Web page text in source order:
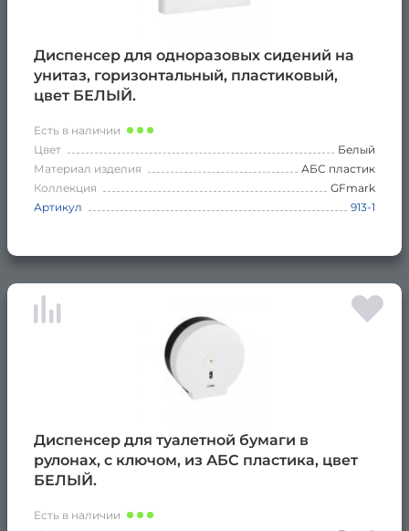
Диспенсер для одноразовых сидений на
унитаз, горизонтальный, пластиковый,
цвет БЕЛЫЙ.
Есть в наличии
Цвет
Белый
Материал изделия
АБС пластик
Коллекция
GFmark
Артикул
913-1
Диспенсер для туалетной бумаги в
рулонах, с ключом, из АБС пластика, цвет
БЕЛЫЙ.
Есть в наличии